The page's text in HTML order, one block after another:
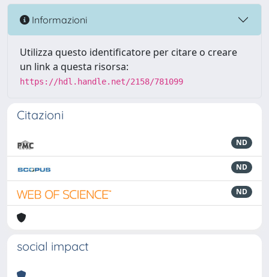
Informazioni
Utilizza questo identificatore per citare o creare
un link a questa risorsa:
https://hdl.handle.net/2158/781099
Citazioni
ND
ND
ND
social impact